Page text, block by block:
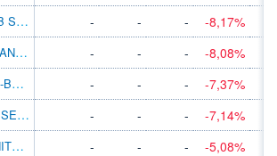
INVESTEC GSF GLB STRATMGD C INC-2 USD
- - -
-8,17%
BARCLAYS MULTIMANAGER PORT 2 C DIS USD
- - -
-8,08%
MDPS TOBAM ANTI-BENCHMARK MULTI-ASSET A
- - -
-7,37%
RUSSELL MULTI-ASSET 50 A ACC
- - -
-7,14%
SANSO OPPORTUNITÉS B
- - -
-5,08%